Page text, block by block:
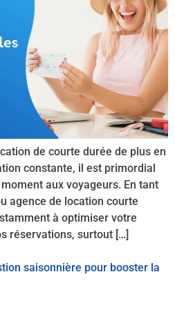
de courte durée de plus en
constante, il est primordial
aux voyageurs. En tant
agence de location courte
à optimiser votre
réservations, surtout […]
saisonnière pour booster la